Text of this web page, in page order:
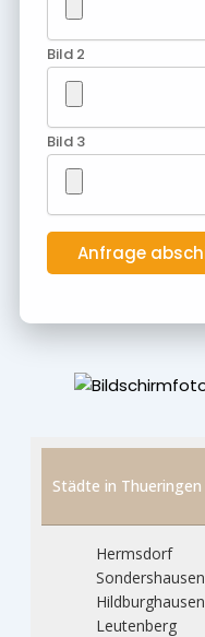
Bild 2
Bild 3
Städte in Thueringen
Hermsdorf
Sondershausen
Hildburghausen
Leutenberg